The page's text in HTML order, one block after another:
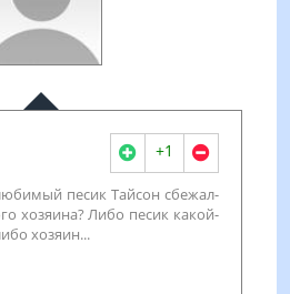
+1
песик Тайсон сбежал-
хозяина? Либо песик какой-
хозяин...